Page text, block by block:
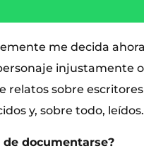
me decida
injustamente
relatos sobre
y, sobre todo, leídos.
de documentarse?